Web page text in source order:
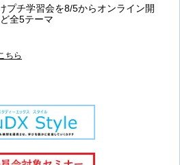
プチ学習会を8/5からオンライン開
全5テーマ
ちら